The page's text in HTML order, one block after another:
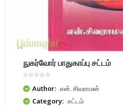
நுகர்வோர் பாதுகாப்பு சட்டம்
Author: என். சிவராமன்
Category: சட்டம்